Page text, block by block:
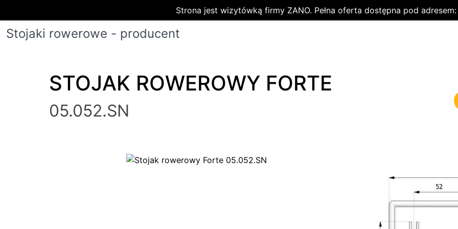
Strona jest wizytówką firmy ZANO. Pełna oferta dostępna pod
Stojaki rowerowe - producent
STOJAK ROWEROWY FORTE
05.052.SN